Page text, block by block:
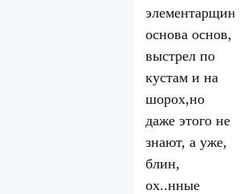
элементарщина,
основа основ,
выстрел по
кустам и на
шорох,но
даже этого не
знают, а уже,
блин,
ох..нные